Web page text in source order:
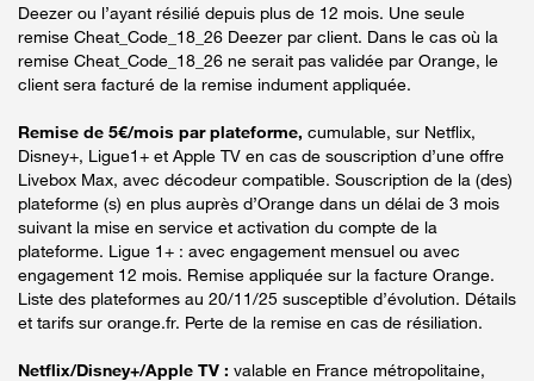
Deezer ou l’ayant résilié depuis plus de 12 mois. Une seule
remise Cheat_Code_18_26 Deezer par client. Dans le cas où la
remise Cheat_Code_18_26 ne serait pas validée par Orange, le
client sera facturé de la remise indument appliquée.
Remise de 5€/mois par plateforme, cumulable, sur Netflix,
Disney+, Ligue1+ et Apple TV en cas de souscription d’une offre
Livebox Max, avec décodeur compatible. Souscription de la (des)
plateforme (s) en plus auprès d’Orange dans un délai de 3 mois
suivant la mise en service et activation du compte de la
plateforme. Ligue 1+ : avec engagement mensuel ou avec
engagement 12 mois. Remise appliquée sur la facture Orange.
Liste des plateformes au 20/11/25 susceptible d’évolution. Détails
et tarifs sur orange.fr. Perte de la remise en cas de résiliation.
Netflix/Disney+/Apple TV : valable en France métropolitaine,